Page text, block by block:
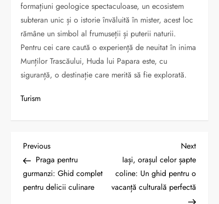
formațiuni geologice spectaculoase, un ecosistem
subteran unic și o istorie învăluită în mister, acest loc
rămâne un simbol al frumuseții și puterii naturii.
Pentru cei care caută o experiență de neuitat în inima
Munților Trascăului, Huda lui Papara este, cu
siguranță, o destinație care merită să fie explorată.
Turism
N
a
v
Previous
Post
Previous
Praga pentru
gurmanzi: Ghid complet
pentru delicii culinare
Next
Post
Next
Iași, orașul celor șapte
coline: Un ghid pentru o
vacanță culturală perfectă